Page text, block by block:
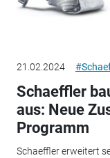
21.02.2024
Schaeffler
aus: Neue
Programm
Schaeffler erweitert